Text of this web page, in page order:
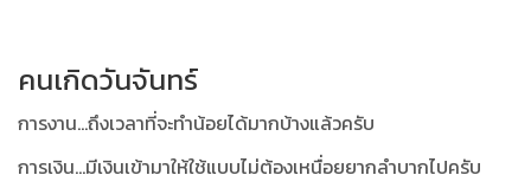
คนเกิดวันจันทร์
การงาน...ถึงเวลาที่จะทำน้อยได้มากบ้างแล้วครับ
การเงิน...มีเงินเข้ามาให้ใช้แบบไม่ต้องเหนื่อยยากลำบากไปครับ